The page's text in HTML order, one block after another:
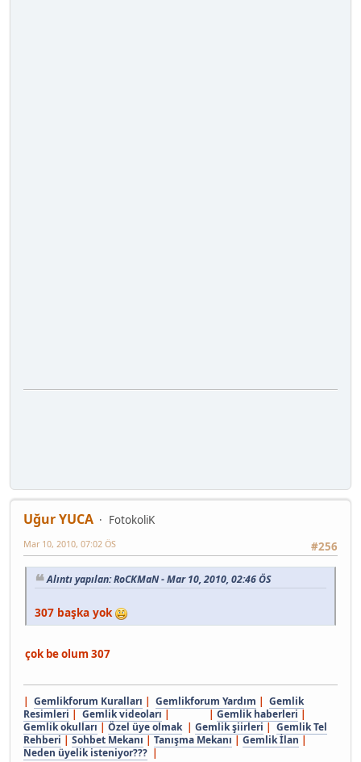
Uğur YUCA
FotokoliK
#256
Mar 10, 2010, 07:02 ÖS
Alıntı yapılan: RoCKMaN - Mar 10, 2010, 02:46 ÖS
307 başka yok
çok be olum 307
Gemlikforum Kuralları Gemlikforum Yardım
Gemlik
Resimleri
Gemlik videoları Gemlik haberleri
Gemlik okulları
Özel üye olmak| Gemlik şiirleri
Gemlik Tel
Rehberi
Sohbet Mekanı Tanışma Mekanı Gemlik İlan
Neden üyelik isteniyor???